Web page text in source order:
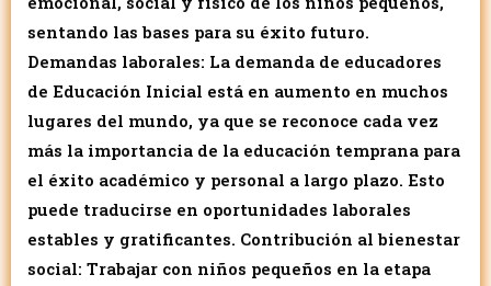
sentando las bases para su éxito futuro.
Demandas laborales: La demanda de educadores
de Educación Inicial está en aumento en muchos
lugares del mundo, ya que se reconoce cada vez
más la importancia de la educación temprana para
el éxito académico y personal a largo plazo. Esto
puede traducirse en oportunidades laborales
estables y gratificantes. Contribución al bienestar
social: Trabajar con niños pequeños en la etapa